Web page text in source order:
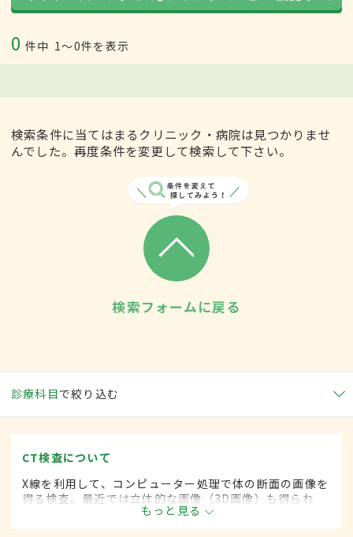
0 件中 1〜0件を表示
検索条件に当てはまるクリニック・病院は見つかりませ
んでした。再度条件を変更して検索して下さい。
検索フォームに戻る
診療科目で絞り込む
CT検査について
X線を利用して、コンピューター処理で体の断面の画像を
得る検査。最近では立体的な画像（3D画像）も得られ
る。造影剤を使用しない「単純CT」と造影剤を使用する
「造影CT」の２種類がある。
もっと見る